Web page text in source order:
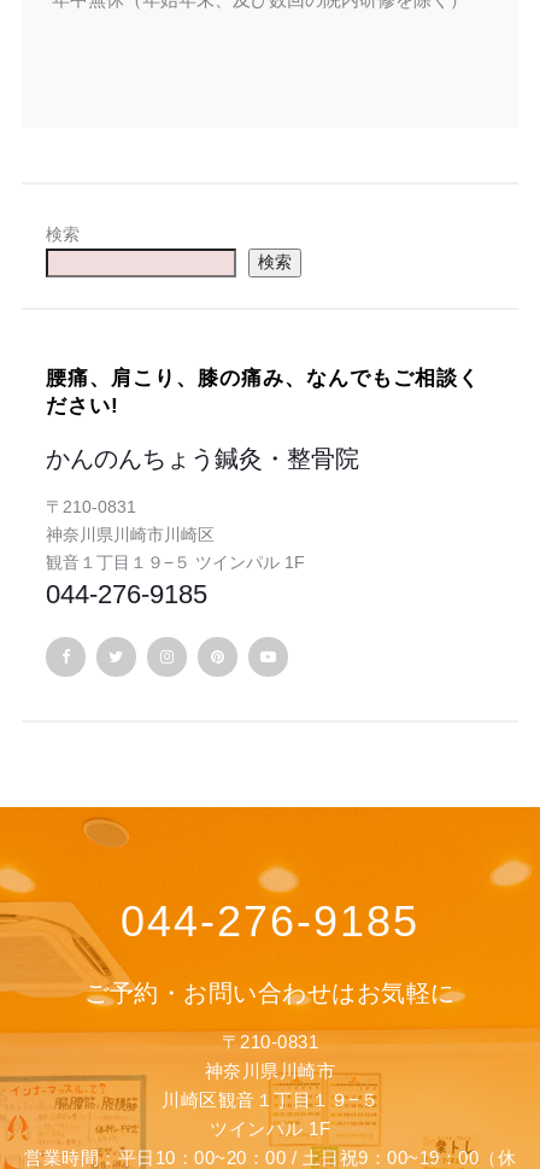
検索
検索
腰痛、肩こり、膝の痛み、なんでもご相談く
ださい!
かんのんちょう鍼灸・整骨院
〒210-0831
神奈川県川崎市川崎区
観音１丁目１９−５ ツインパル 1F
044-276-9185
044-276-9185
ご予約・お問い合わせはお気軽に
〒210-0831
神奈川県川崎市
川崎区観音１丁目１９−５
ツインパル 1F
営業時間：平日10：00~20：00 / 土日祝9：00~19：00（休